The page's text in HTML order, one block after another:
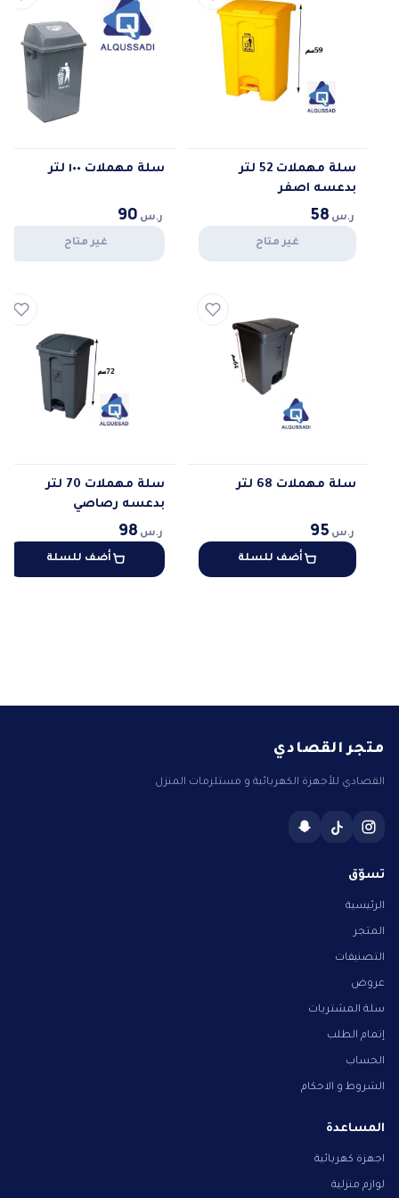
سلة مهملات 52 لتر
بدعسه اصفر
ر.س 58
غير متاح
سلة مهملات ١٠٠ لتر
ر.س 90
غير متاح
سلة مهملات 68 لتر
ر.س 95
أضف للسلة
سلة مهملات 70 لتر
بدعسه رصاصي
ر.س 98
أضف للسلة
متجر القصادي
القصادي للأجهزة الكهربائية و مستلزمات المنزل
تسوّق
الرئيسية
المتجر
التصنيفات
عروض
سلة المشتريات
إتمام الطلب
الحساب
الشروط و الاحكام
المساعدة
اجهزة كهربائية
لوازم منزلية